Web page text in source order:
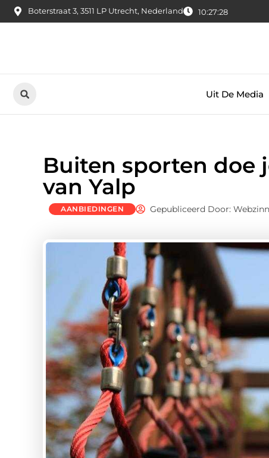
Boterstraat 3, 3511 LP Utrecht, Nederland 10:27:29
Uit De Media
Buiten sporten doe
van Yalp
AANBIEDINGEN Gepubliceerd Door: